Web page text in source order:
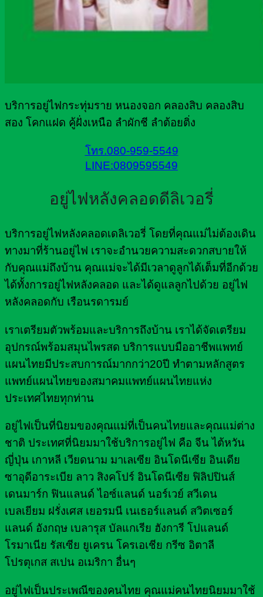
บริการอยู่ไฟกระทุ่มราย หนองจอก คลองสิบ คลองสิบ
สอง โคกแฝด คู้ฝั่งเหนือ ลำผักชี ลำต้อยติ่ง
โทร.080-959-5549
LINE:0809595549
อยู่ไฟหลังคลอดดีลิเวอรี่
บริการอยู่ไฟหลังคลอดเดลิเวอรี่ โดยที่คุณแม่ไม่ต้องเดิน
ทางมาที่ร้านอยู่ไฟ เราจะอำนวยความสะดวกสบายให้
กับคุณแม่ถึงบ้าน คุณแม่จะได้มีเวลาดูลูกได้เต็มที่อีกด้วย
ได้ทั้งการอยู่ไฟหลังคลอด และได้ดูแลลูกไปด้วย อยู่ไฟ
หลังคลอดกับ เรือนรดารมย์
เราเตรียมตัวพร้อมและบริการถึงบ้าน เราได้จัดเตรียม
อุปกรณ์พร้อมสมุนไพรสด บริการแบบมืออาชีพแพทย์
แผนไทยมีประสบการณ์มากกว่า20ปี ทำตามหลักสูตร
แพทย์แผนไทยของสมาคมแพทย์แผนไทยแห่ง
ประเทศไทยทุกท่าน
อยู่ไฟเป็นที่นิยมของคุณแม่ที่เป็นคนไทยและคุณแม่ต่าง
ชาติ ประเทศที่นิยมมาใช้บริการอยู่ไฟ คือ จีน ไต้หวัน
ญี่ปุ่น เกาหลี เวียดนาม มาเลเซีย อินโดนีเซีย อินเดีย
ซาอุดีอาระเบีย ลาว สิงคโปร์ อินโดนีเซีย ฟิลิปปินส์
เดนมาร์ก ฟินแลนด์ ไอซ์แลนด์ นอร์เวย์ สวีเดน
เบลเยียม ฝรั่งเศส เยอรมนี เนเธอร์แลนด์ สวิตเซอร์
แลนด์ อังกฤษ เบลารุส บัลแกเรีย ฮังการี โปแลนด์
โรมาเนีย รัสเซีย ยูเครน โครเอเชีย กรีซ อิตาลี
โปรตุเกส สเปน อเมริกา อื่นๆ
อยู่ไฟเป็นประเพณีของคนไทย คุณแม่คนไทยนิยมมาใช้